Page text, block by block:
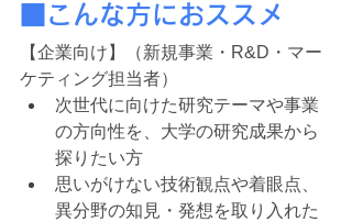
■こ んな方におススメ
【企業向け】（新規事業・R&D・マー
ケティング担当者）
次世代に向けた研究テーマや事業
の方向性を、大学の研究成果から
探りたい方
思いがけない技術観点や着眼点、
異分野の知見・発想を取り入れた